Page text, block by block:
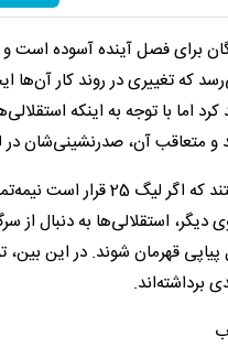
برای فصل آینده آسوده است
که تغییری در روند کار آن‌ها
در لیگ 25 باعث شده تا سهمیه آسیایی
مدیران باشگاه استقلال این
استقلالی‌ها به دنبال از
قهرمان شوند. در این
برداشته‌اند.